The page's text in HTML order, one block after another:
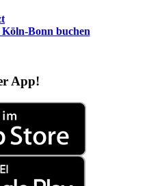
Bonn buchen
App!